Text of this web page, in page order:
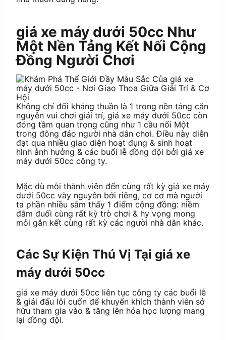
giá xe máy dưới 50cc Như
Một Nền Tảng Kết Nối Cộng
Đồng Người Chơi
Không chỉ đối kháng thuần là 1 trong nền tảng căn
nguyên vui chơi giải trí, giá xe máy dưới 50cc còn
đóng tầm quan trọng cũng như 1 cầu nối Một
trong đông đảo người nhà dân chơi. Điều này diễn
đạt qua nhiều giao diện hoạt đụng & sinh hoạt
hình ảnh hưởng & các buổi lễ đồng đội bởi giá xe
máy dưới 50cc công ty.
Mặc dù mỗi thành viên đến cùng rất kỳ giá xe máy
dưới 50cc vày nguyên bởi riêng, cơ cơ mà người
ta phần nhiều sắm thấy 1 điểm cộng đồng: niềm
đắm đuối cùng rất kỳ trò chơi & hy vọng mong
mỏi gắn kết cùng rất kỳ các người nhà dân khác.
Các Sự Kiện Thú Vị Tại giá xe
máy dưới 50cc
giá xe máy dưới 50cc liên tục công ty các buổi lễ
& giải đấu lôi cuốn để khuyến khích thành viên sở
hữu tham gia vào & tăng lên hóa học lượng mang
lại đồng đội.